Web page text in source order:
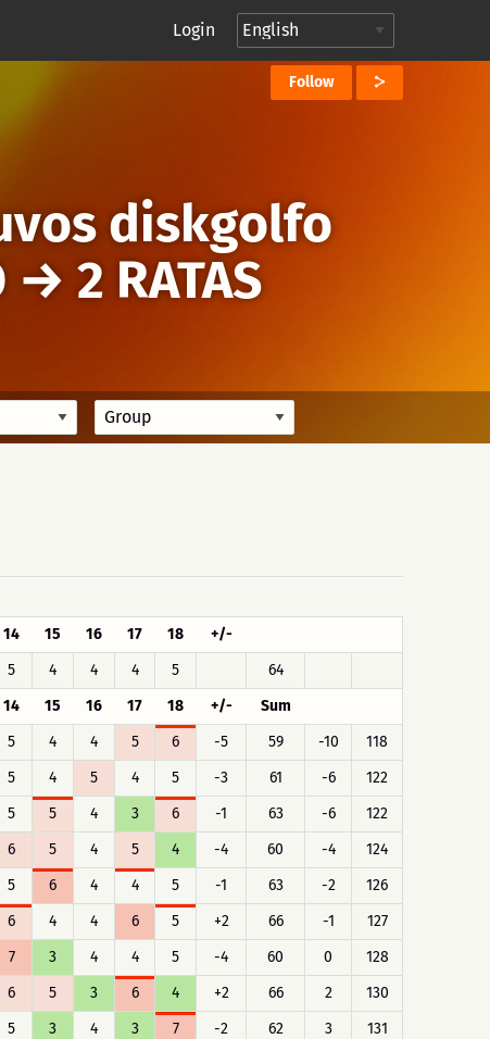
Login
Follow
diskgolfo
→ 2 RATAS
14 15 16 17 18
+/-
5 4 4 4 5
64
14 15 16 17 18 +/-
Sum
5 4 4 5 6 -5 59 -10
118
5 4 5 4 5 -3 61 -6
122
5 5 4 3 6 -1 63 -6
122
6 5 4 5 4 -4 60 -4
124
5 6 4 4 5 -1 63 -2
126
6 4 4 6 5 +2 66 -1
127
7 3 4 4 5 -4 60 0
128
6 5 3 6 4 +2 66 2
130
5 3 4 3 7 -2 62 3
131